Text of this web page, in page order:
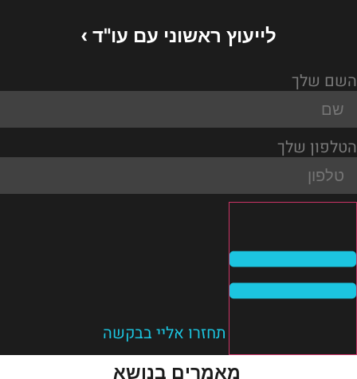
לייעוץ ראשוני עם עו"ד ›
השם שלך
הטלפון שלך
תחזרו אליי בבקשה
מאמרים בנושא